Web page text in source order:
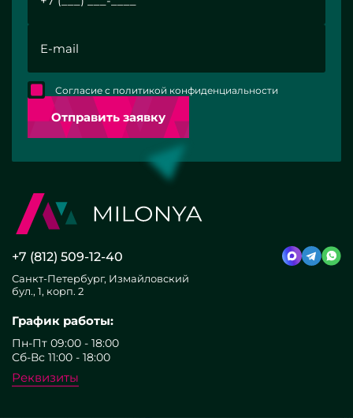
Отправить заявку
Согласие с политикой конфиденциальности
+7 (812) 509-12-40
Санкт-Петербург, Измайловский
бул., 1, корп. 2
График работы:
Пн-Пт 09:00 - 18:00
Сб-Вс 11:00 - 18:00
Реквизиты